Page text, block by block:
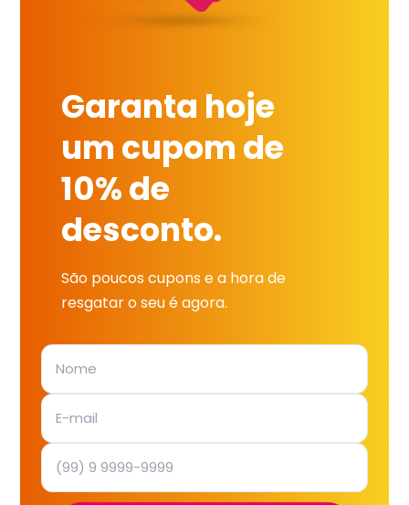
Garanta hoje
um cupom de
10% de
desconto.
São poucos cupons e a hora de
resgatar o seu é agora.